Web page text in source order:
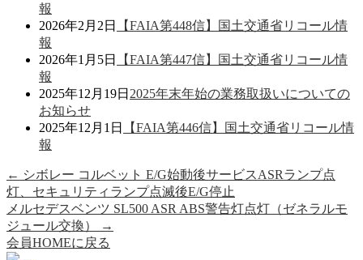
報
2026年2月2日
【FAIA第448信】国土交通省リコール情
報
2026年1月5日
【FAIA第447信】国土交通省リコール情
報
2025年12月19日 2025年末年始の業務取扱いについての
お知らせ
2025年12月1日
【FAIA第446信】国土交通省リコール情
報
← シボレー コルベット E/G始動後サービスASRランプ点
灯、セキュリティランプ点滅後E/G停止
メルセデスベンツ SL500 ASR ABS警告灯点灯（ゼネラルモ
ジュール交換）
→
会員HOMEに戻る